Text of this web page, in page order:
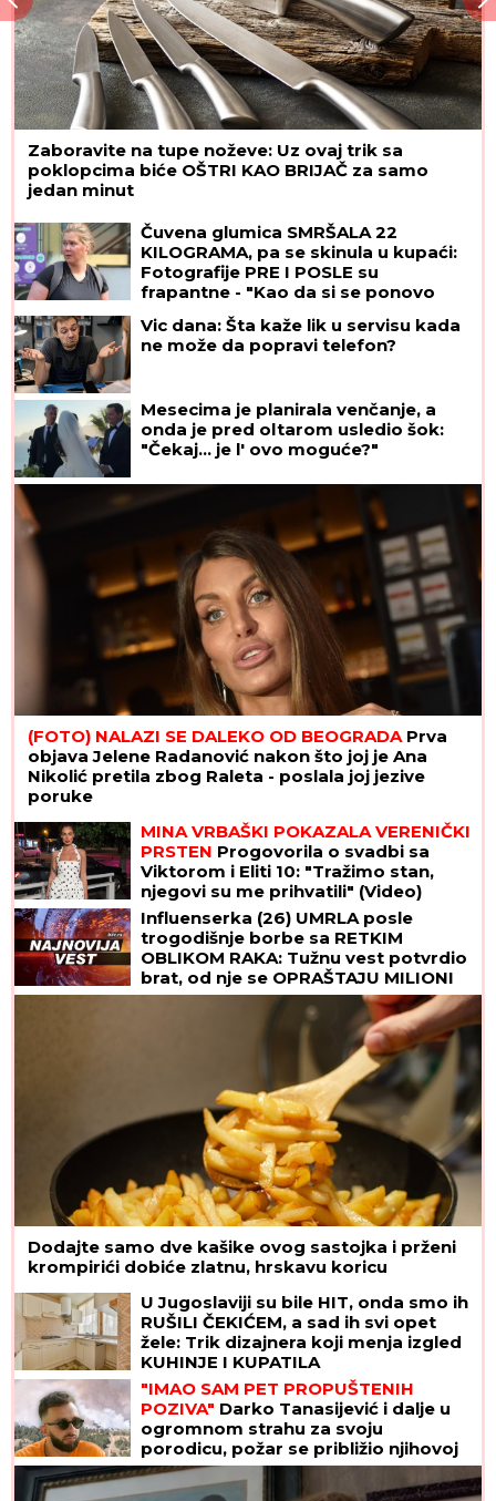
Zaboravite na tupe noževe: Uz ovaj trik sa
poklopcima biće OŠTRI KAO BRIJAČ za samo
jedan minut
Čuvena glumica SMRŠALA 22
KILOGRAMA, pa se skinula u kupaći:
Fotografije PRE I POSLE su
frapantne - "Kao da si se ponovo
Vic dana: Šta kaže lik u servisu kada
ne može da popravi telefon?
Mesecima je planirala venčanje, a
onda je pred oltarom usledio šok:
"Čekaj... je l' ovo moguće?"
(FOTO) NALAZI SE DALEKO OD BEOGRADAPrva
objava Jelene Radanović nakon što joj je Ana
Nikolić pretila zbog Raleta - poslala joj jezive
poruke
MINA VRBAŠKI POKAZALA VERENIČKI
PRSTEN Progovorila o svadbi sa
Viktorom i Eliti 10: "Tražimo stan,
njegovi su me prihvatili" (Video)
Influenserka (26) UMRLA posle
trogodišnje borbe sa RETKIM
OBLIKOM RAKA: Tužnu vest potvrdio
brat, od nje se OPRAŠTAJU MILIONI
PRATILACA
Dodajte samo dve kašike ovog sastojka i prženi
krompirići dobiće zlatnu, hrskavu koricu
U Jugoslaviji su bile HIT, onda smo ih
RUŠILI ČEKIĆEM, a sad ih svi opet
žele: Trik dizajnera koji menja izgled
KUHINJE I KUPATILA
"IMAO SAM PET PROPUŠTENIH
POZIVA" Darko Tanasijević i dalje u
ogromnom strahu za svoju
porodicu, požar se približio njihovoj
kući: "Prva reč koju sam čuo -
IZGOREĆEMO"